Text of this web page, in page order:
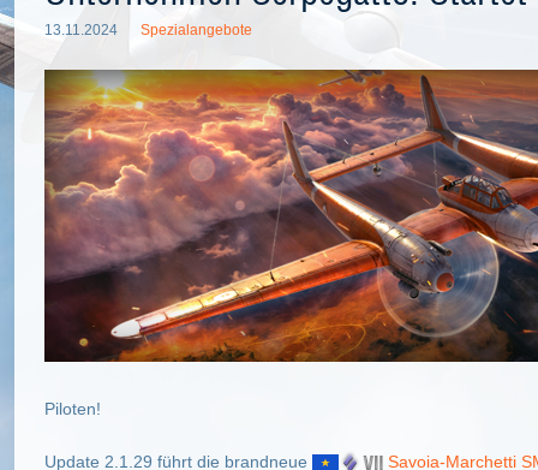
13.11.2024 Spezialangebote
Piloten!
Update 2.1.29 führt die brandneue Savoia-Marchetti